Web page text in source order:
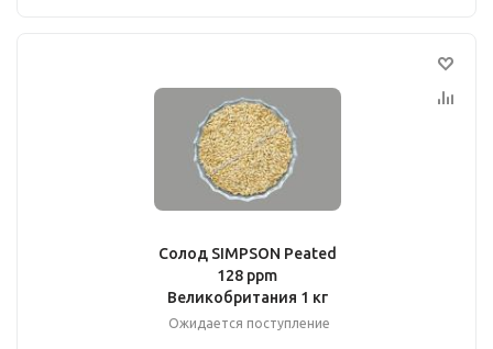
Солод SIMPSON Peated
128 ppm
Великобритания 1 кг
Ожидается поступление